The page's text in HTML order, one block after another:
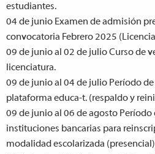
estudiantes.
04 de junio Examen de admisión
convocatoria Febrero 2025
09 de junio al 02 de julioCurso de
licenciatura.
09 de junio al 04 de julio Período
plataforma educa-t. (respaldo y
09 de junio al 06 de agosto Período
instituciones bancarias para
modalidad escolarizada